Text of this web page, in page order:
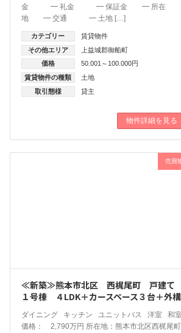
金 ━ 礼金 ━ 保証金 ━ 所在
地 ━ 交通 ━ 土地 […]
カテゴリー
賃貸物件
その他エリア
上益城郡御船町
価格
50.001～100.000円
賃貸物件の種類
土地
取引態様
貸主
物件詳細を見る
売買
≪新築≫熊本市北区 西梶尾町 戸建て
１号棟 ４LDK＋カースペース３台＋外構
ダイニング キッチン ユニットバス 洋室 和
価格： 2,790万円 所在地：熊本市北区西梶尾町